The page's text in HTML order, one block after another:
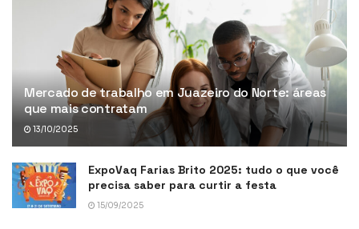
Mercado de trabalho em Juazeiro do Norte: áreas
que mais contratam
13/10/2025
ExpoVaq Farias Brito 2025: tudo o que você
precisa saber para curtir a festa
15/09/2025